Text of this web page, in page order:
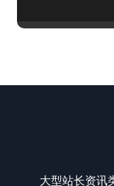
大型站长资讯